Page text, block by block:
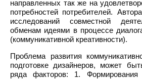
направленных так же на
потребностей потребителей.
исследований совместной
обменам идеями в процессе
(коммуникативной креативности).
Проблема развития
подготовке дизайнеров, может
ряда факторов: 1. Формирования